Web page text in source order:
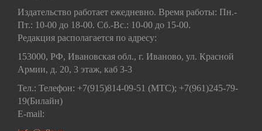
Издательство работает ежедневно. Время работы: Пн.-
Пт.: 10-00 до 18-00. Сб.-Вс.: 10-00 до 15-00.
Редакция располагается по адресу:
153000, РФ, Ивановская обл., г. Иваново, ул. Красной
Армии, д. 20, 3 этаж, каб 3-3
Тел.: Телефон: +7(915)814-09-51 (МТС); +7(961)245-79-
19(Билайн)
E-mail: